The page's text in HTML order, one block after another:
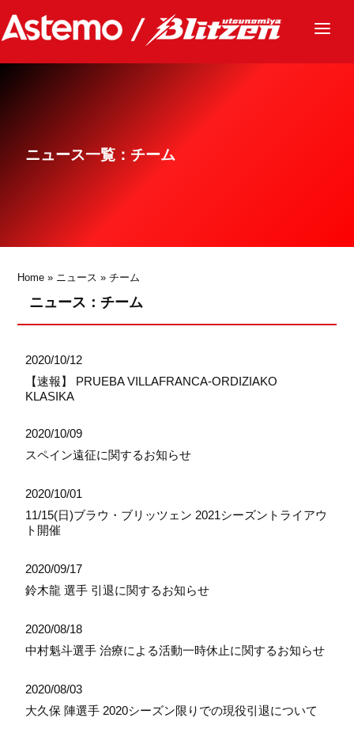
ニュース
グッズ
ニュース一覧：チーム
Home » ニュース »チーム
ニュース：チーム
2020/10/12
【速報】 PRUEBA VILLAFRANCA-ORDIZIAKO
KLASIKA
2020/10/09
スペイン遠征に関するお知らせ
2020/10/01
11/15(日)ブラウ・ブリッツェン 2021シーズントライアウ
ト開催
2020/09/17
鈴木龍 選手 引退に関するお知らせ
2020/08/18
中村魁斗選手 治療による活動一時休止に関するお知らせ
2020/08/03
大久保 陣選手 2020シーズン限りでの現役引退について